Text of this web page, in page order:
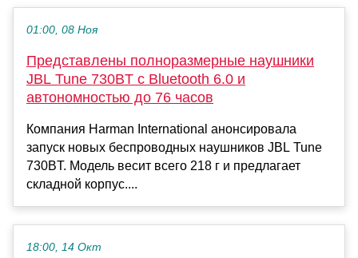
01:00, 08 Ноя
Представлены полноразмерные наушники
JBL Tune 730BT с Bluetooth 6.0 и
автономностью до 76 часов
Компания Harman International анонсировала
запуск новых беспроводных наушников JBL Tune
730BT. Модель весит всего 218 г и предлагает
складной корпус....
18:00, 14 Окт